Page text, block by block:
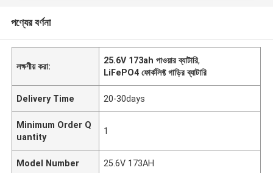
পণ্যের বর্ণনা
লক্ষণীয় করা:
25.6V 173ah পাওয়ার ব্যাটারি,
LiFePO4 ফোর্কলিফ্ট গাড়ির ব্যাটারি
Delivery Time 20-30days
Minimum Order Q
uantity
1
Model Number 25.6V 173AH